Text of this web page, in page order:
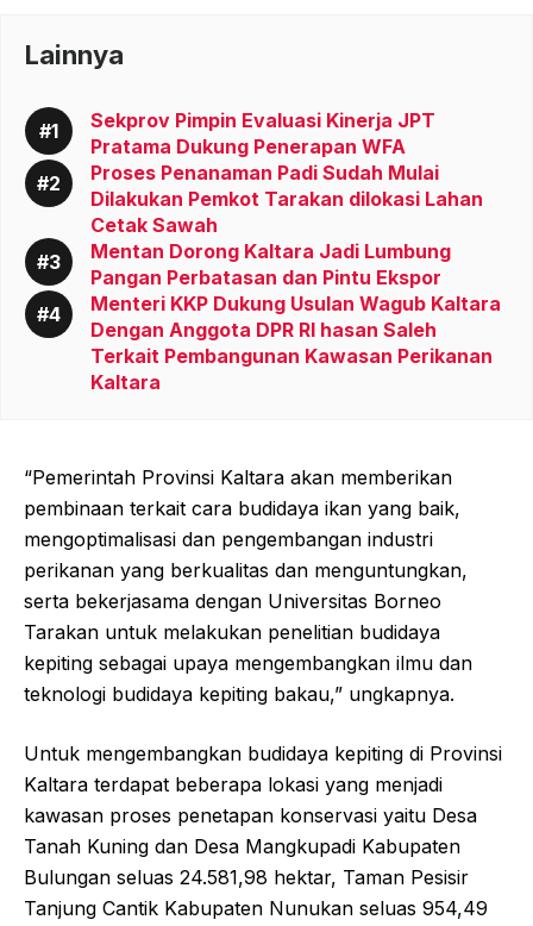
Lainnya
Sekprov Pimpin Evaluasi Kinerja JPT
Pratama Dukung Penerapan WFA
Proses Penanaman Padi Sudah Mulai
Dilakukan Pemkot Tarakan dilokasi Lahan
Cetak Sawah
Mentan Dorong Kaltara Jadi Lumbung
Pangan Perbatasan dan Pintu Ekspor
Menteri KKP Dukung Usulan Wagub Kaltara
Dengan Anggota DPR RI hasan Saleh
Terkait Pembangunan Kawasan Perikanan
Kaltara
“Pemerintah Provinsi Kaltara akan memberikan
pembinaan terkait cara budidaya ikan yang baik,
mengoptimalisasi dan pengembangan industri
perikanan yang berkualitas dan menguntungkan,
serta bekerjasama dengan Universitas Borneo
Tarakan untuk melakukan penelitian budidaya
kepiting sebagai upaya mengembangkan ilmu dan
teknologi budidaya kepiting bakau,” ungkapnya.
Untuk mengembangkan budidaya kepiting di Provinsi
Kaltara terdapat beberapa lokasi yang menjadi
kawasan proses penetapan konservasi yaitu Desa
Tanah Kuning dan Desa Mangkupadi Kabupaten
Bulungan seluas 24.581,98 hektar, Taman Pesisir
Tanjung Cantik Kabupaten Nunukan seluas 954,49